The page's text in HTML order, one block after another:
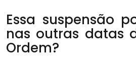
Essa suspensão
nas outras datas
Ordem?